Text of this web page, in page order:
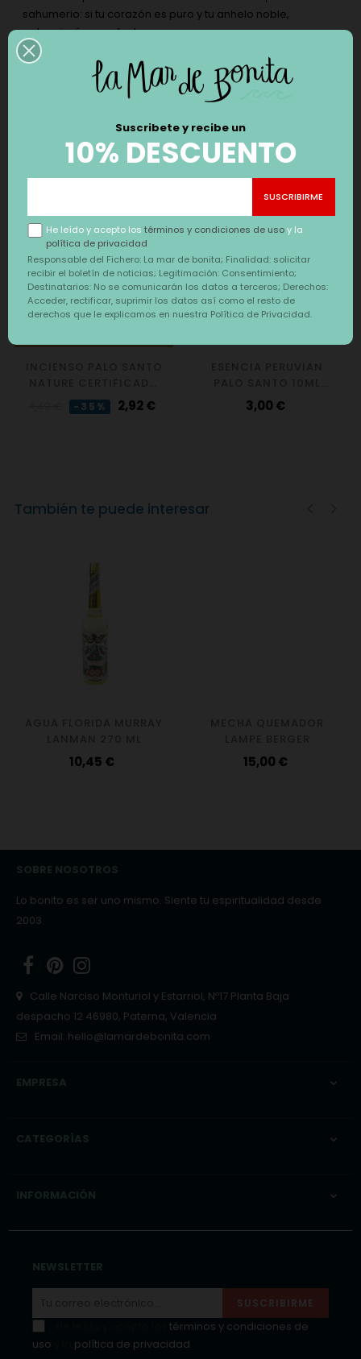
sahumerio: si tu corazón es puro y tu anhelo noble,
potenciarás sus efectos.
Ventilar después de su uso. No inhalar el humo
directamente.
Completa tu pedido con
ICEA
-35% Precio
2,92 €
GOLOKA
Precio
3,00 €
También te puede interesar
Precio
10,45 € Precio
15,00 €
SOBRE NOSOTROS
Lo bonito es ser uno mismo. Siente tu espiritualidad desde
2003.
FacebookPinterest
Calle Narciso Monturiol y Estarriol, Nº17 Planta Baja
despacho 12 46980, Paterna, Valencia
Email: hello@lamardebonita.com
EMPRESA 
CATEGORÍAS 
INFORMACIÓN 
NEWSLETTER
SUSCRIBIRME
términos y condiciones de
uso
política de privacidad
Responsable del Fichero: La mar de bonita; Finalidad: solicitar
recibir el boletín de noticias; Legitimación: Consentimiento;
Destinatarios: No se comunicarán los datos a terceros; Derechos:
Acceder, rectificar, suprimir los datos así como el resto de
derechos que le explicamos en nuestra Política de Privacidad.
He leído y acepto lostérminos y condiciones de usoy la
política de privacidad
10% DESCUENTO
Suscribete y recibe un